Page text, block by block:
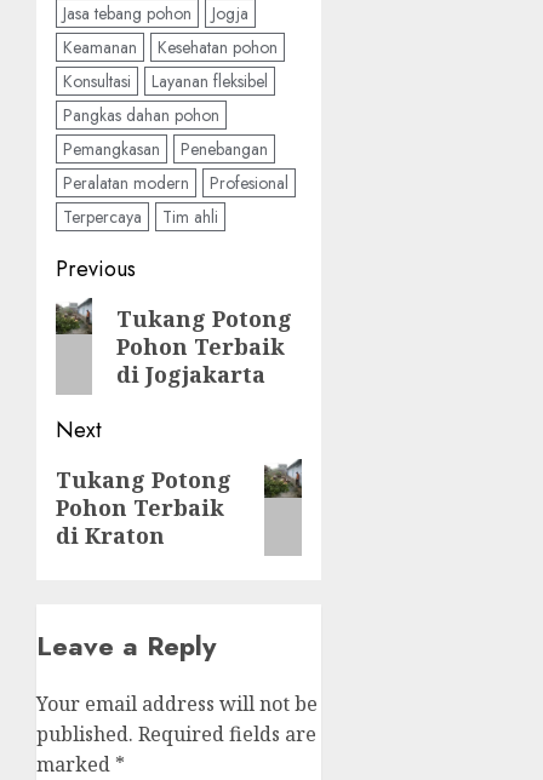
Jasa tebang pohon
Jogja
Keamanan
Kesehatan pohon
Konsultasi
Layanan fleksibel
Pangkas dahan pohon
Pemangkasan
Penebangan
Peralatan modern
Profesional
Terpercaya
Tim ahli
Post
navigation
Previous
PreviousTukang Potong
Pohon Terbaik
di Jogjakarta
Next
Next
post:
Tukang Potong
Pohon Terbaik
di Kraton
Leave a Reply
Your email address will not be
published. Required fields are
marked *